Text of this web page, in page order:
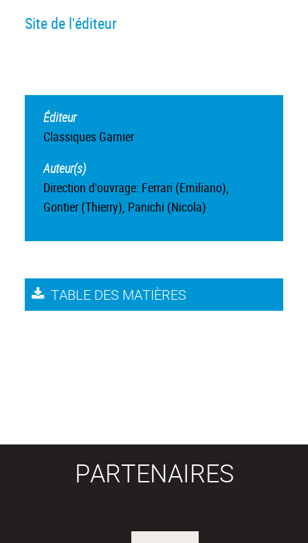
Site de l'éditeur
Éditeur
Classiques Garnier
Auteur(s)
Direction d'ouvrage: Ferrari (Emiliano),
Gontier (Thierry), Panichi (Nicola)
TABLE DES MATIÈRES
PARTENAIRES